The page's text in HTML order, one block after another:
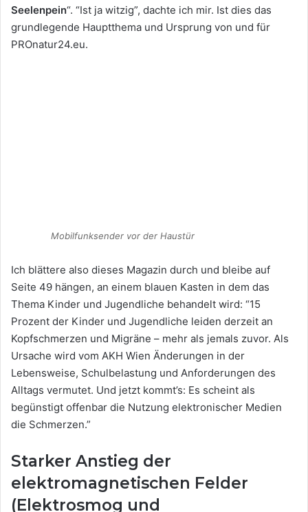
Seelenpein“. “Ist ja witzig”, dachte ich mir. Ist dies das
grundlegende Hauptthema und Ursprung von und für
PROnatur24.eu.
Mobilfunksender vor der Haustür
Ich blättere also dieses Magazin durch und bleibe auf
Seite 49 hängen, an einem blauen Kasten in dem das
Thema Kinder und Jugendliche behandelt wird: “15
Prozent der Kinder und Jugendliche leiden derzeit an
Kopfschmerzen und Migräne – mehr als jemals zuvor. Als
Ursache wird vom AKH Wien Änderungen in der
Lebensweise, Schulbelastung und Anforderungen des
Alltags vermutet. Und jetzt kommt’s: Es scheint als
begünstigt offenbar die Nutzung elektronischer Medien
die Schmerzen.”
Starker Anstieg der
elektromagnetischen Felder
(Elektrosmog und